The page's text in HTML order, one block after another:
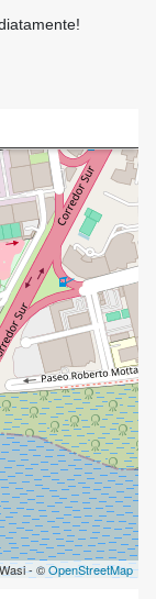
- ©OpenStreetMap